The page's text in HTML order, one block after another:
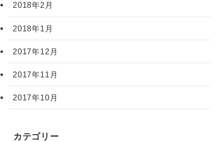
2018年2月
2018年1月
2017年12月
2017年11月
2017年10月
カテゴリー